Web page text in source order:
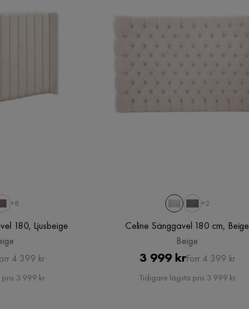
+8
180, Ljusbeige
4 399 kr
3 999 kr
+2
Celine Sänggavel 180 cm, Beige
Beige
Pris
3 999 krOriginal
Pris
Förr 4 399 kr
Tidigare lägsta pris 3 999 kr